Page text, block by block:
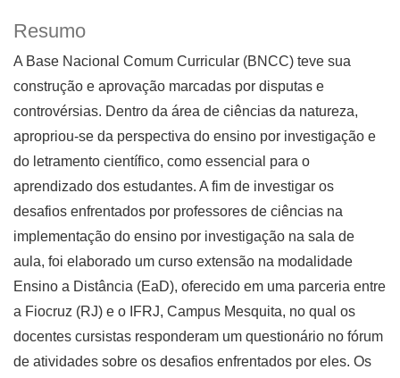
Resumo
A Base Nacional Comum Curricular (BNCC) teve sua
construção e aprovação marcadas por disputas e
controvérsias. Dentro da área de ciências da natureza,
apropriou-se da perspectiva do ensino por investigação e
do letramento científico, como essencial para o
aprendizado dos estudantes. A fim de investigar os
desafios enfrentados por professores de ciências na
implementação do ensino por investigação na sala de
aula, foi elaborado um curso extensão na modalidade
Ensino a Distância (EaD), oferecido em uma parceria entre
a Fiocruz (RJ) e o IFRJ, Campus Mesquita, no qual os
docentes cursistas responderam um questionário no fórum
de atividades sobre os desafios enfrentados por eles. Os